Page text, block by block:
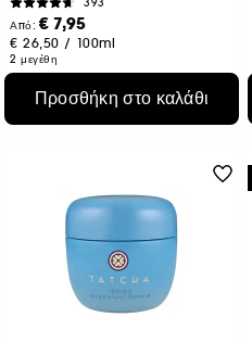
Από:€ 7,95
€ 26,50 / 100ml
2 μεγέθη
Προσθήκη στο καλάθι